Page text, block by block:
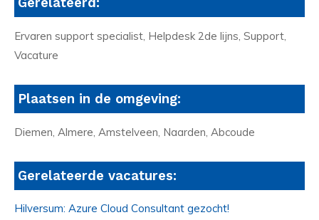
Ervaren support specialist, Helpdesk 2de lijns, Support,
Vacature
Plaatsen in de omgeving:
Diemen, Almere, Amstelveen, Naarden, Abcoude
Gerelateerde vacatures:
Hilversum: Azure Cloud Consultant gezocht!